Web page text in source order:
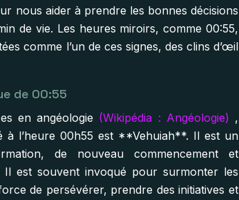
nous aider à prendre les bonnes décisions
de vie. Les heures miroirs, comme 00:55,
comme l’un de ces signes, des clins d’œil
de 00:55
en angéologie (Wikipédia : Angéologie) ,
à l’heure 00h55 est **Vehuiah**. Il est un
de nouveau commencement et
Il est souvent invoqué pour surmonter les
de persévérer, prendre des initiatives et